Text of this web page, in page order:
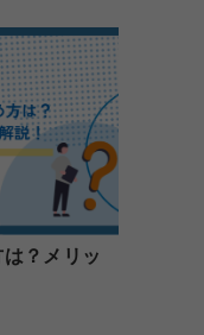
？メリッ